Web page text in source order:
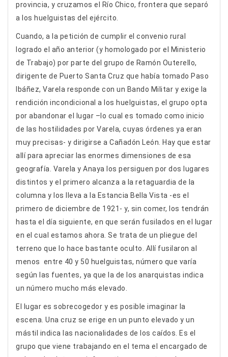
provincia, y cruzamos el Río Chico, frontera que separó
a los huelguistas del ejército.
Cuando, a la petición de cumplir el convenio rural
logrado el año anterior (y homologado por el Ministerio
de Trabajo) por parte del grupo de Ramón Outerello,
dirigente de Puerto Santa Cruz que había tomado Paso
Ibáñez, Varela responde con un Bando Militar y exige la
rendición incondicional a los huelguistas, el grupo opta
por abandonar el lugar –lo cual es tomado como inicio
de las hostilidades por Varela, cuyas órdenes ya eran
muy precisas- y dirigirse a Cañadón León. Hay que estar
allí para apreciar las enormes dimensiones de esa
geografía. Varela y Anaya los persiguen por dos lugares
distintos y el primero alcanza a la retaguardia de la
columna y los lleva a la Estancia Bella Vista -es el
primero de diciembre de 1921- y, sin comer, los tendrán
hasta el día siguiente, en que serán fusilados en el lugar
en el cual estamos ahora. Se trata de un pliegue del
terreno que lo hace bastante oculto. Allí fusilaron al
menos entre 40 y 50 huelguistas, número que varía
según las fuentes, ya que la de los anarquistas indica
un número mucho más elevado.
El lugar es sobrecogedor y es posible imaginar la
escena. Una cruz se erige en un punto elevado y un
mástil indica las nacionalidades de los caídos. Es el
grupo que viene trabajando en el tema el encargado de